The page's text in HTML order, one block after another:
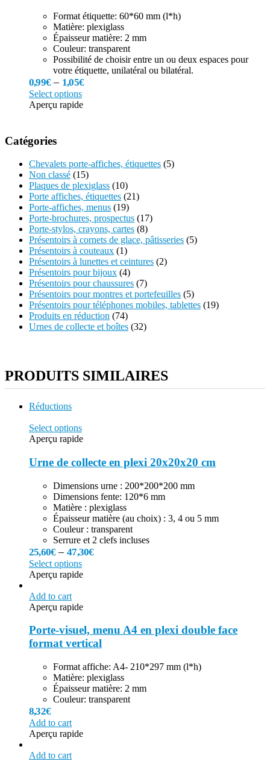
Format étiquette: 60*60 mm (l*h)
Matière: plexiglass
Épaisseur matière: 2 mm
Couleur: transparent
Possibilité de choisir entre un ou deux espaces pour
votre étiquette, unilatéral ou bilatéral.
0,99€– 1,05€
Select options
Aperçu rapide
Catégories
Chevalets porte-affiches, étiquettes (5)
Non classé (15)
Plaques de plexiglass (10)
Porte affiches, étiquettes (21)
Porte-affiches, menus (19)
Porte-brochures, prospectus (17)
Porte-stylos, crayons, cartes (8)
Présentoirs à cornets de glace, pâtisseries (5)
Présentoirs à couteaux (1)
Présentoirs à lunettes et ceintures (2)
Présentoirs pour bijoux (4)
Présentoirs pour chaussures (7)
Présentoirs pour montres et portefeuilles (5)
Présentoirs pour téléphones mobiles, tablettes (19)
Produits en réduction (74)
Urnes de collecte et boîtes (32)
PRODUITS SIMILAIRES
Réductions
Select options
Aperçu rapide
Urne de collecte en plexi 20x20x20 cm
Dimensions urne : 200*200*200 mm
Dimensions fente: 120*6 mm
Matière : plexiglass
Épaisseur matière (au choix) : 3, 4 ou 5 mm
Couleur : transparent
Serrure et 2 clefs incluses
25,60€–47,30€
Select options
Aperçu rapide
Add to cart
Aperçu rapide
Porte-visuel, menu A4 en plexi double face
format vertical
Format affiche: A4- 210*297 mm (l*h)
Matière: plexiglass
Épaisseur matière: 2 mm
Couleur: transparent
8,32€
Add to cart
Aperçu rapide
Add to cart